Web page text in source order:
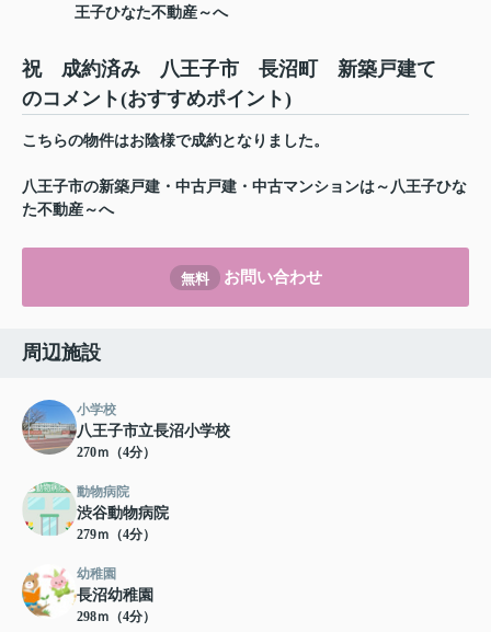
王子ひなた不動産～へ
祝 成約済み 八王子市 長沼町 新築戸建て
のコメント(おすすめポイント)
こちらの物件はお陰様で成約となりました。
八王子市の新築戸建・中古戸建・中古マンションは～八王子ひな
た不動産～へ
無料 お問い合わせ
周辺施設
小学校
八王子市立長沼小学校
270ｍ（4分）
動物病院
渋谷動物病院
279ｍ（4分）
幼稚園
長沼幼稚園
298ｍ（4分）